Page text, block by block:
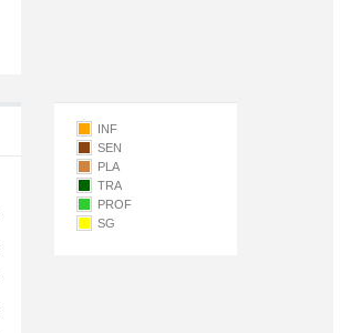
INF
SEN
PLA
TRA
PROF
SG